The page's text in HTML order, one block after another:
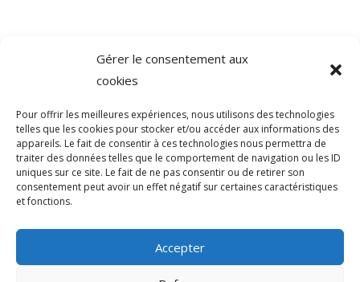
Gérer le consentement aux
cookies
Pour offrir les meilleures expériences, nous utilisons des technologies
telles que les cookies pour stocker et/ou accéder aux informations des
appareils. Le fait de consentir à ces technologies nous permettra de
traiter des données telles que le comportement de navigation ou les ID
uniques sur ce site. Le fait de ne pas consentir ou de retirer son
consentement peut avoir un effet négatif sur certaines caractéristiques
et fonctions.
Accepter
Direction de l'information légale et administrative
comarquage developpé par